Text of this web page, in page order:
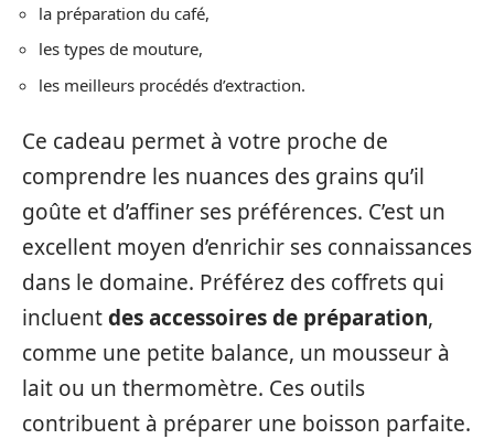
la préparation du café,
les types de mouture,
les meilleurs procédés d’extraction.
Ce cadeau permet à votre proche de
comprendre les nuances des grains qu’il
goûte et d’affiner ses préférences. C’est un
excellent moyen d’enrichir ses connaissances
dans le domaine. Préférez des coffrets qui
incluentdes accessoires de préparation,
comme une petite balance, un mousseur à
lait ou un thermomètre. Ces outils
contribuent à préparer une boisson parfaite.